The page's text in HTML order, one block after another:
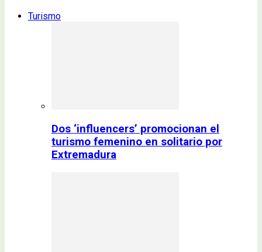
Turismo
Dos ‘influencers’ promocionan el
turismo femenino en solitario por
Extremadura